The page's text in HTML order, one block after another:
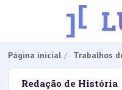
Página inicial Trabalhos
Redação de História